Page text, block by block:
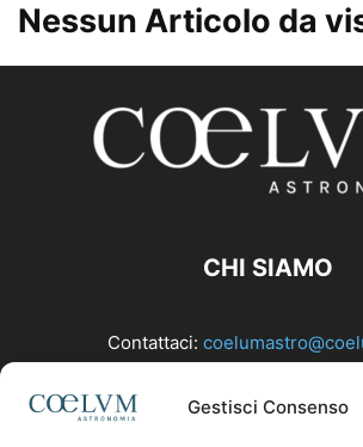
Gestisci Consenso
Nessun Articolo da
CHI SIAMO
Contattaci:
SEGUICI